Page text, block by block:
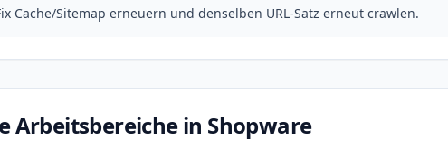
Cache/Sitemap erneuern und denselben URL-Satz erneut crawlen.
Arbeitsbereiche in Shopware